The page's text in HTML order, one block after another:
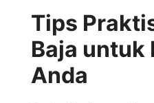
Tips
Baja untuk
Anda